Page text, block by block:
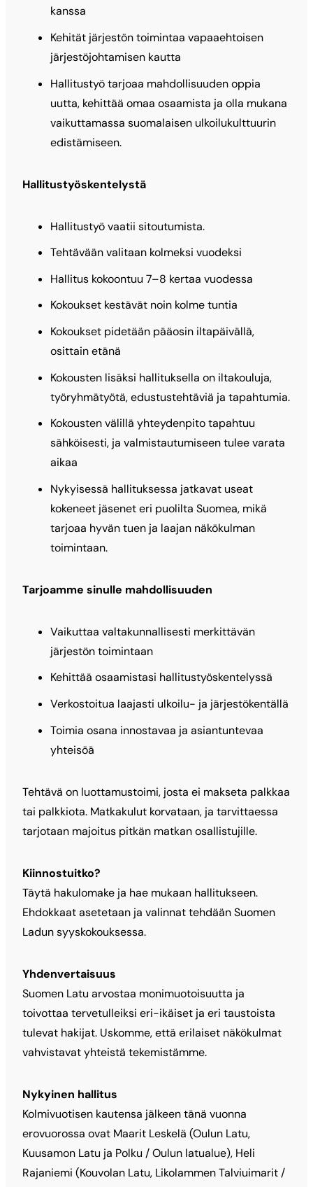
kanssa
Kehität järjestön toimintaa vapaaehtoisen
järjestöjohtamisen kautta
Hallitustyö tarjoaa mahdollisuuden oppia
uutta, kehittää omaa osaamista ja olla mukana
vaikuttamassa suomalaisen ulkoilukulttuurin
edistämiseen.
Hallitustyöskentelystä
Hallitustyö vaatii sitoutumista.
Tehtävään valitaan kolmeksi vuodeksi
Hallitus kokoontuu 7–8 kertaa vuodessa
Kokoukset kestävät noin kolme tuntia
Kokoukset pidetään pääosin iltapäivällä,
osittain etänä
Kokousten lisäksi hallituksella on iltakouluja,
työryhmätyötä, edustustehtäviä ja tapahtumia.
Kokousten välillä yhteydenpito tapahtuu
sähköisesti, ja valmistautumiseen tulee varata
aikaa
Nykyisessä hallituksessa jatkavat useat
kokeneet jäsenet eri puolilta Suomea, mikä
tarjoaa hyvän tuen ja laajan näkökulman
toimintaan.
Tarjoamme sinulle mahdollisuuden
Vaikuttaa valtakunnallisesti merkittävän
järjestön toimintaan
Kehittää osaamistasi hallitustyöskentelyssä
Verkostoitua laajasti ulkoilu- ja järjestökentällä
Toimia osana innostavaa ja asiantuntevaa
yhteisöä
Tehtävä on luottamustoimi, josta ei makseta palkkaa
tai palkkiota. Matkakulut korvataan, ja tarvittaessa
tarjotaan majoitus pitkän matkan osallistujille.
Kiinnostuitko?
Täytä hakulomake ja hae mukaan hallitukseen.
Ehdokkaat asetetaan ja valinnat tehdään Suomen
Ladun syyskokouksessa.
Yhdenvertaisuus
Suomen Latu arvostaa monimuotoisuutta ja
toivottaa tervetulleiksi eri-ikäiset ja eri taustoista
tulevat hakijat. Uskomme, että erilaiset näkökulmat
vahvistavat yhteistä tekemistämme.
Nykyinen hallitus
Kolmivuotisen kautensa jälkeen tänä vuonna
erovuorossa ovat Maarit Leskelä (Oulun Latu,
Kuusamon Latu ja Polku / Oulun latualue), Heli
Rajaniemi (Kouvolan Latu, Likolammen Talviuimarit /